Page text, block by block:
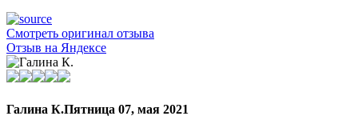
Смотреть оригинал отзыва
Отзыв на Яндексе
Галина К.Пятница 07, мая 2021